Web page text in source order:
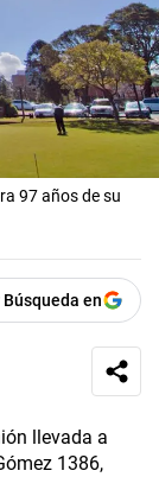
97 años de su
en
llevada a
1386,